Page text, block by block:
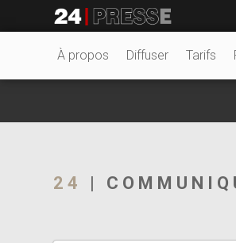
24Presse -
À propos Diffuser Tarifs
24 |